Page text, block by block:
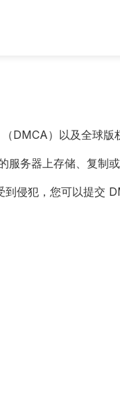
DMCA）以及全球版
务器上存储、复制或
侵犯，您可以提交